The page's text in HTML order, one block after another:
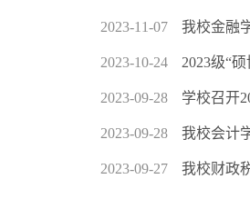
2023-11-07 我校金融
2023-10-24 2023级“
2023-09-28 学校召开
2023-09-28 我校会计
2023-09-27 我校财政